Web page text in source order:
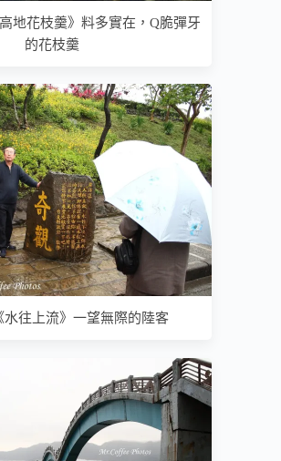
地花枝羹》料多實在，Q脆彈牙
的花枝羹
水往上流》一望無際的陸客